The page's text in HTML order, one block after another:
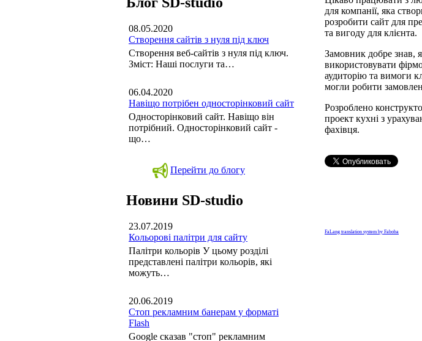
для компанії, яка
розробити сайт для
та вигоду для клієнта.
Замовник добре знав,
використовувати
аудиторію та вимоги
могли робити
Розроблено
проект кухні з
фахівця.
FaLang translation system by Faboba
08.05.2020
Створення сайтів з нуля під ключ
Створення веб-сайтів з нуля під ключ.
Зміст: Наші послуги та…
06.04.2020
Навіщо потрібен односторінковий сайт
Односторінковий сайт. Навіщо він
потрібний. Односторінковий сайт -
що…
Перейти до блогу
Новини SD-studio
23.07.2019
Кольорові палітри для сайту
Палітри кольорів У цьому розділі
представлені палітри кольорів, які
можуть…
20.06.2019
Стоп рекламним банерам у форматі
Flash
Google сказав "стоп" рекламним